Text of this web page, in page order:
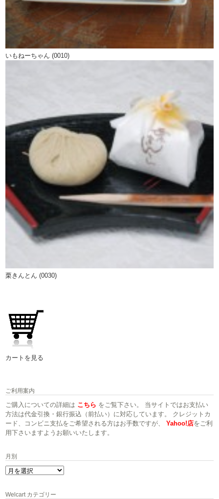
いもねーちゃん (0010)
栗きんとん (0030)
カートを見る
ご利用案内
ご購入についての詳細は こちら をご覧下さい。 当サイトではお支払い
方法は代金引換・銀行振込（前払い）に対応しています。 クレジットカ
ード、コンビニ支払をご希望される方はお手数ですが、Yahoo!店をご利
用下さいますようお願いいたします。
月別
月
Welcart カテゴリー